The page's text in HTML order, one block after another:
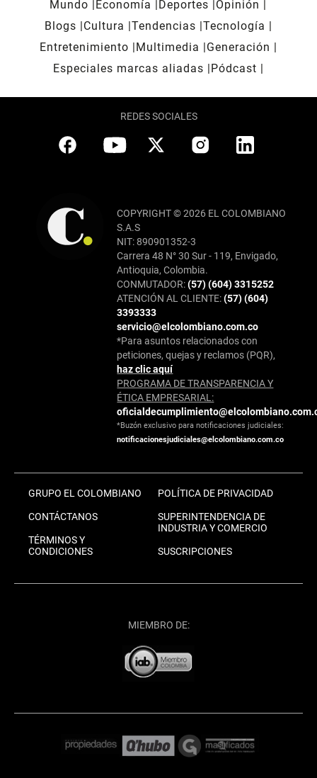
Mundo Economía Deportes
Opinión
Blogs
Cultura Tendencias Tecnología
Entretenimiento
Multimedia
Generación
Especiales marcas aliadas
Pódcast
REDES SOCIALES
COPYRIGHT © 2026 EL COLOMBIANO
S.A.S
NIT: 890901352-3
Carrera 48 N° 30 Sur - 119, Envigado,
Antioquia, Colombia.
CONMUTADOR:(57) (604) 3315252
ATENCIÓN AL CLIENTE:(57) (604)
3393333
servicio@elcolombiano.com.co
*Para asuntos relacionados con
peticiones, quejas y reclamos (PQR),
haz clic aquí
PROGRAMA DE TRANSPARENCIA Y
ÉTICA EMPRESARIAL:
*Buzón exclusivo para notificaciones judiciales:
notificacionesjudiciales@elcolombiano.com.co
GRUPO EL COLOMBIANO
CONTÁCTANOS
TÉRMINOS Y
CONDICIONES
POLÍTICA DE PRIVACIDAD
SUPERINTENDENCIA DE
INDUSTRIA Y COMERCIO
SUSCRIPCIONES
MIEMBRO DE: